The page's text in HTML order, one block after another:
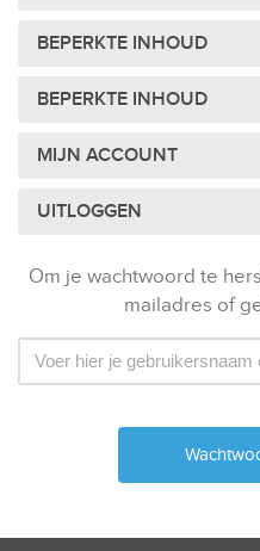
BEPERKTE INHOUD
BEPERKTE INHOUD
MIJN ACCOUNT
UITLOGGEN
Om je wachtwoord te
mailadres of